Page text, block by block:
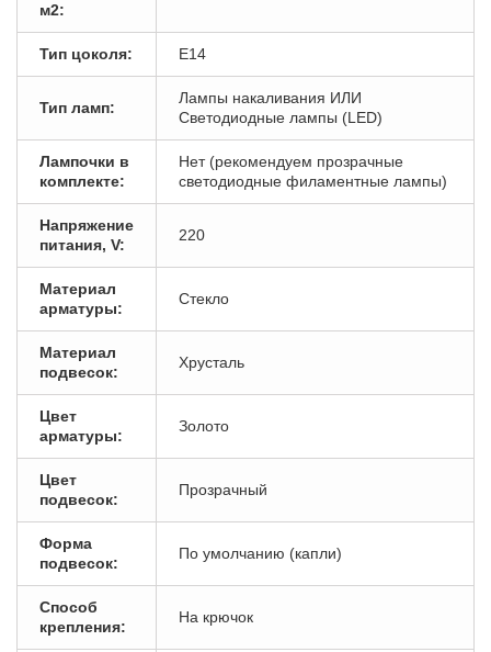
м2:
Тип цоколя: E14
Тип ламп:
Лампы накаливания ИЛИ
Светодиодные лампы (LED)
Лампочки в
комплекте:
Нет (рекомендуем прозрачные
светодиодные филаментные лампы)
Напряжение
питания, V:
220
Материал
арматуры:
Стекло
Материал
подвесок:
Хрусталь
Цвет
арматуры:
Золото
Цвет
подвесок:
Прозрачный
Форма
подвесок:
По умолчанию (капли)
Способ
крепления:
На крючок